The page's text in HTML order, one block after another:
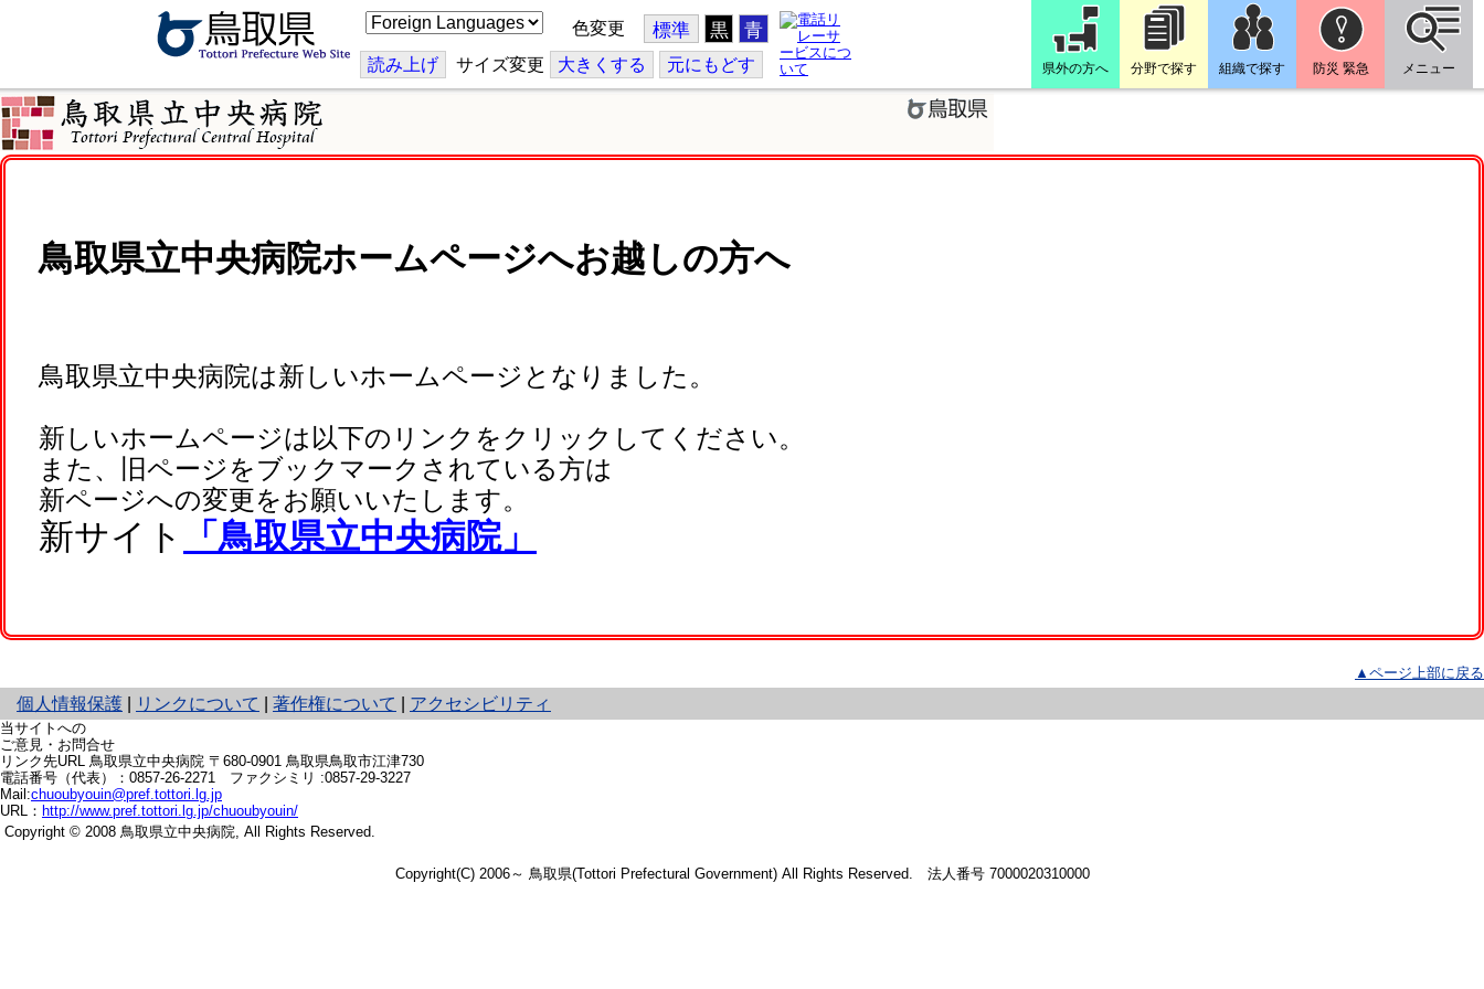
こ
の
ジ
を
る
色変更 標準 黒 青
読み上げ サイズ変更 大きくする 元にもどす 県外の方へ 分野で探す 組織で探す 防災 緊急 メニュー
鳥取県立中央病院ホームページへお越しの方へ
鳥取県立中央病院は新しいホームページとなりました。
新しいホームページは以下のリンクをクリックしてください。
また、旧ページをブックマークされている方は
新ページへの変更をお願いいたします。
新サイト 「鳥取県立中央病院」
▲ページ上部に戻る
個人情報保護
と
り
ッ
ト
へ
の
リンクについて 著作権について アクセシビリティ
当サイトへの
ご意見・お問合せ
リンク先URL 鳥取県立中央病院 〒680-0901 鳥取県鳥取市江津730
電話番号（代表）： 0857-26-2271 ファクシミリ :0857-29-3227
Mail:chuoubyouin@pref.tottori.lg.jp
URL： http://www.pref.tottori.lg.jp/chuoubyouin/
Copyright © 2008 鳥取県立中央病院, All Rights Reserved.
Copyright(C) 2006～ 鳥取県(Tottori Prefectural Government) All Rights Reserved. 法人番号 7000020310000